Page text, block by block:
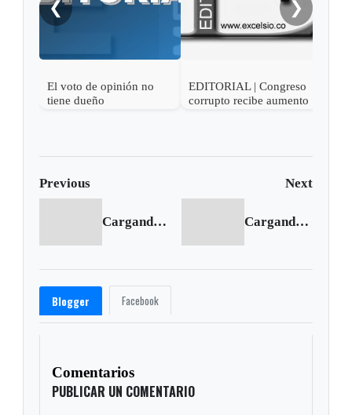
❮
El voto de opinión no
tiene dueño
EDITORIAL | Congreso
corrupto recibe aumento
❯
Previous Next
Cargando anterior... Cargando siguiente...
Blogger Facebook
Comentarios
PUBLICAR UN COMENTARIO